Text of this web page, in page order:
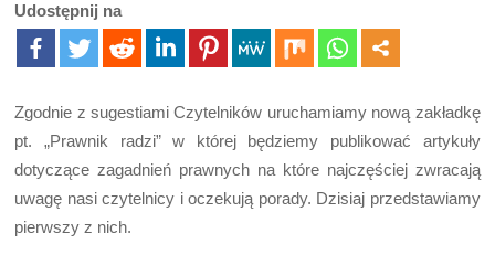
Udostępnij na
Zgodnie z sugestiami Czytelników uruchamiamy nową zakładkę
pt. „Prawnik radzi” w której będziemy publikować artykuły
dotyczące zagadnień prawnych na które najczęściej zwracają
uwagę nasi czytelnicy i oczekują porady. Dzisiaj przedstawiamy
pierwszy z nich.